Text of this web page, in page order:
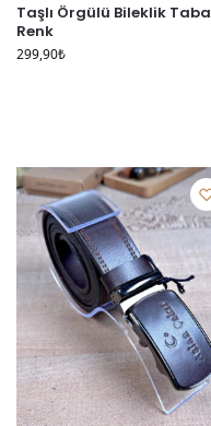
Taşlı Örgülü Bileklik Taba
Renk
299,90₺